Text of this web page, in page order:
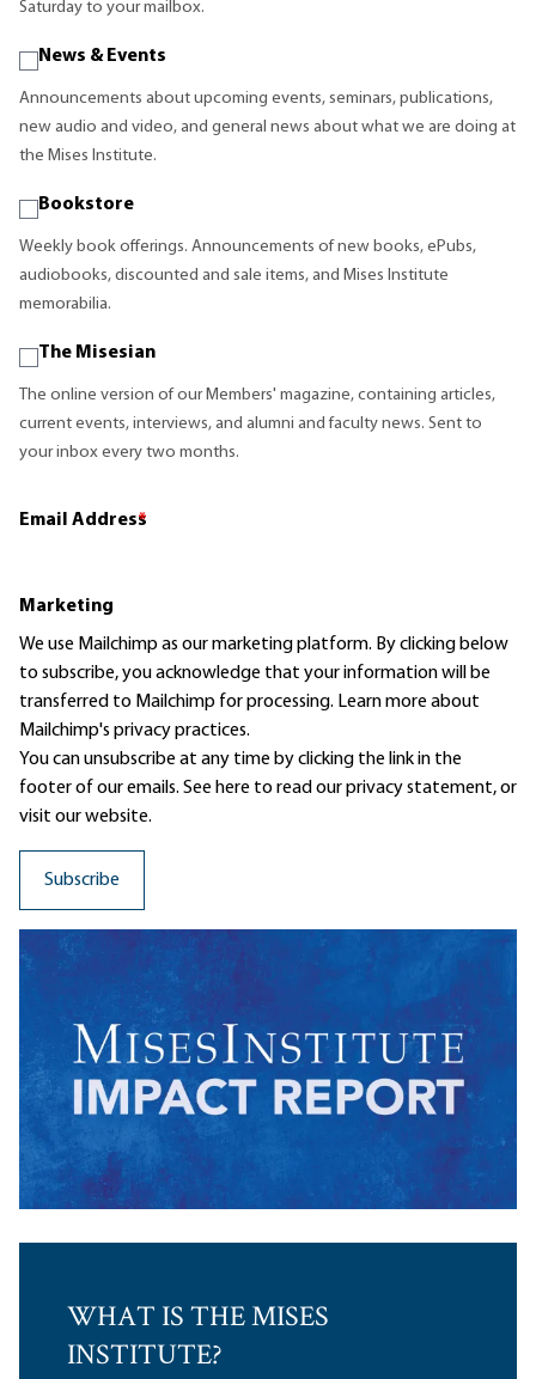
Saturday to your mailbox.
News & Events
Announcements about upcoming events, seminars, publications,
new audio and video, and general news about what we are doing at
the Mises Institute.
Bookstore
Weekly book offerings. Announcements of new books, ePubs,
audiobooks, discounted and sale items, and Mises Institute
memorabilia.
The Misesian
The online version of our Members' magazine, containing articles,
current events, interviews, and alumni and faculty news. Sent to
your inbox every two months.
Email Address
*
Marketing
We use Mailchimp as our marketing platform. By clicking below
to subscribe, you acknowledge that your information will be
transferred to Mailchimp for processing. Learn moreabout
Mailchimp's privacy practices.
You can unsubscribe at any time by clicking the link in the
footer of our emails. See here to read ourprivacy statement, or
visit our website.
WHAT IS THE MISES
INSTITUTE?